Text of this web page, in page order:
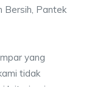
Bersih, Pantek
yang
tidak